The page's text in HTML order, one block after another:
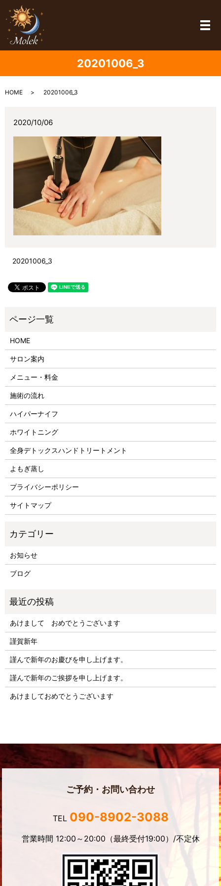
メ
20201006_3
HOME 20201006_3
2020/10/06
20201006_3
HOME
サロン案内
メニュー・料金
施術の流れ
ハイパーナイフ
ホワイトニング
全身デトックスハンドトリートメント
よもぎ蒸し
プライバシーポリシー
サイトマップ
お知らせ
ブログ
あけまして おめでとうございます
謹賀新年
謹んで新年のお慶びを申し上げます。
謹んで新年のご挨拶を申し上げます。
あけましておめでとうございます
ご予約・お問い合わせ
TEL 090-8902-3088
営業時間 12:00～20:00（最終受付19:00）/不定休